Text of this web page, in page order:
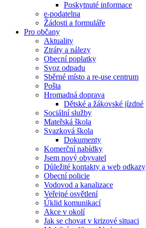
Poskytnuté informace
e-podatelna
Žádosti a formuláře
Pro občany
Aktuality
Ztráty a nálezy
Obecní poplatky
Svoz odpadu
Sběrné místo a re-use centrum
Pošta
Hromadná doprava
Dětské a žákovské jízdné
Sociální služby
Mateřská škola
Svazková škola
Dokumenty
Komerční nabídky
Jsem nový obyvatel
Důležité kontakty a web odkazy
Obecní policie
Vodovod a kanalizace
Veřejné osvětlení
Úklid komunikací
Akce v okolí
Jak se chovat v krizové situaci